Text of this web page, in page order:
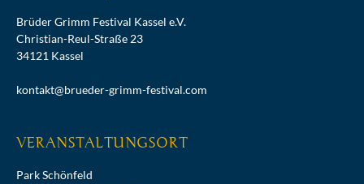
Brüder Grimm Festival Kassel e.V.
Christian-Reul-Straße 23
34121 Kassel
kontakt@brueder-grimm-festival.com
VERANSTALTUNGSORT
Park Schönfeld